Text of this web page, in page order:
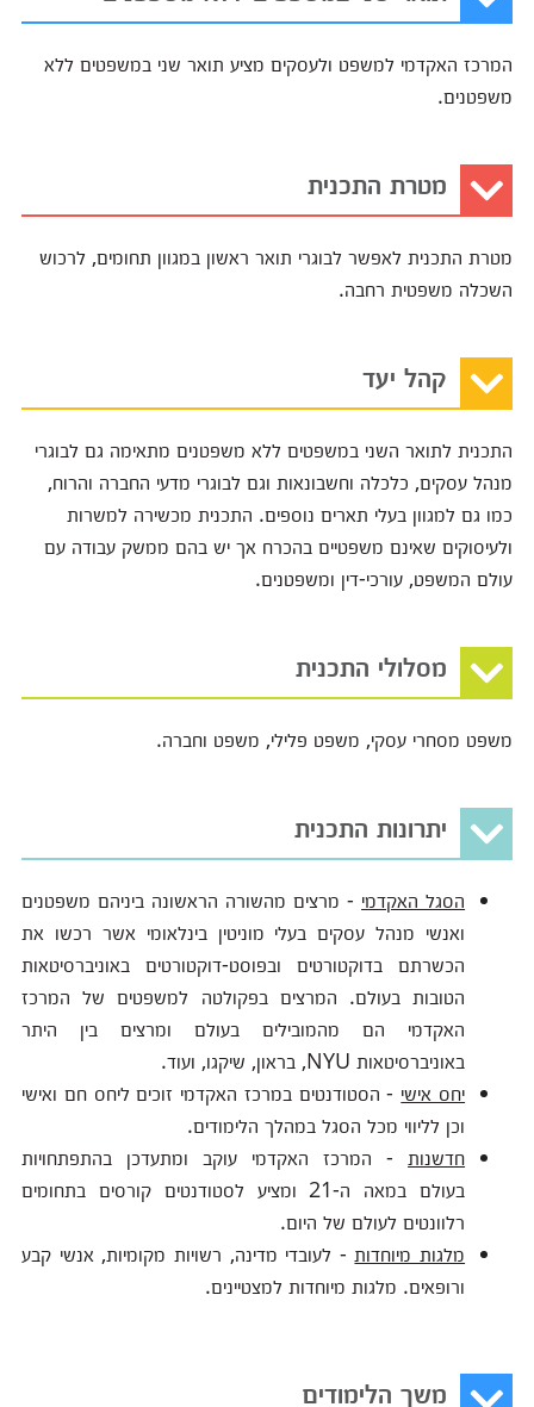
המרכז האקדמי למשפט ולעסקים מציע תואר שני במשפטים ללא
משפטנים.
מטרת התכנית
מטרת התכנית לאפשר לבוגרי תואר ראשון במגוון תחומים, לרכוש
השכלה משפטית רחבה.
קהל יעד
התכנית לתואר השני במשפטים ללא משפטנים מתאימה גם לבוגרי
מנהל עסקים, כלכלה וחשבונאות וגם לבוגרי מדעי החברה והרוח,
כמו גם למגוון בעלי תארים נוספים. התכנית מכשירה למשרות
ולעיסוקים שאינם משפטיים בהכרח אך יש בהם ממשק עבודה עם
עולם המשפט, עורכי-דין ומשפטנים.
מסלולי התכנית
משפט מסחרי עסקי, משפט פלילי, משפט וחברה.
יתרונות התכנית
הסגל האקדמי - מרצים מהשורה הראשונה ביניהם משפטנים
ואנשי מנהל עסקים בעלי מוניטין בינלאומי אשר רכשו את
הכשרתם בדוקטורטים ובפוסט-דוקטורטים באוניברסיטאות
הטובות בעולם. המרצים בפקולטה למשפטים של המרכז
האקדמי הם מהמובילים בעולם ומרצים בין היתר
באוניברסיטאות NYU, בראון, שיקגו, ועוד.
יחס אישי - הסטודנטים במרכז האקדמי זוכים ליחס חם ואישי
וכן לליווי מכל הסגל במהלך הלימודים.
חדשנות - המרכז האקדמי עוקב ומתעדכן בהתפתחויות
בעולם במאה ה-21 ומציע לסטודנטים קורסים בתחומים
רלוונטים לעולם של היום.
מלגות מיוחדות - לעובדי מדינה, רשויות מקומיות, אנשי קבע
ורופאים. מלגות מיוחדות למצטיינים.
משך הלימודים